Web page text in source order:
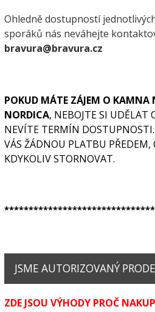
Ohledně dostupností
sporáků nás neváhejte
bravura@bravura.cz
POKUD MÁTE ZÁJEM O KAMNA
NORDICA, NEBOJTE SI UDĚLAT
NEVÍTE TERMÍN
VÁS ŽÁDNOU PLATBU
KDYKOLIV STORNOVAT.
JSME AUTORIZOVANÝ
ZDE JSOU VÝHODY PROČ